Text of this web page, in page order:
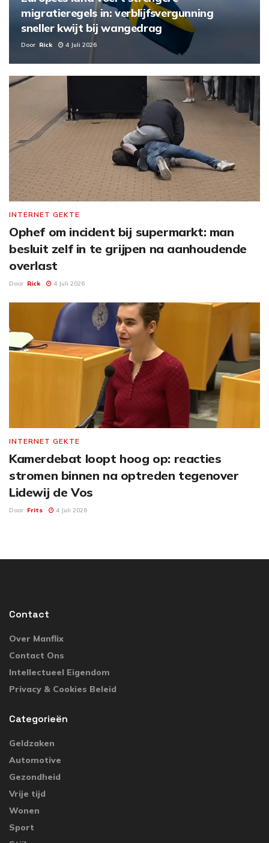
migratieregels in: verblijfsvergunning
sneller kwijt bij wangedrag
Door Rick 4 Juli 2026
INTERNET GEKTE
Ophef om incident bij supermarkt: man
besluit zelf in te grijpen na aanhoudende
overlast
Door Rick 4 Juli 2026
INTERNET GEKTE
Kamerdebat loopt hoog op: reacties
stromen binnen na optreden tegenover
Lidewij de Vos
Door Frits 4 Juli 2026
Contact
Over Manflix
Contact Ons
Intellectueel Eigendom
Privacy & Cookies Beleid
Categorieën
Geldzaken
Automotive
Gezondheid
Vrije tijd
Wonen
Sport